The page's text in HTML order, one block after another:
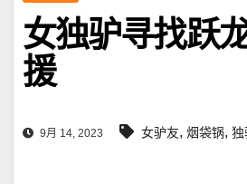
女独驴寻找跃
援
9月 14, 2023 女驴友, 烟袋锅, 独